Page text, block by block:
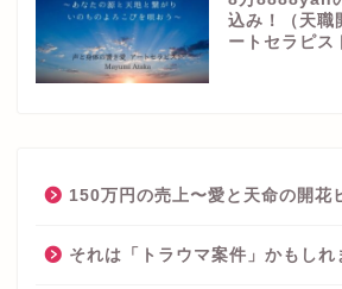
込み！（天職
ートセラピス
150万円の売上〜愛と天命の開花
それは「トラウマ案件」かもし